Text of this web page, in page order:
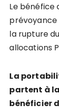
Le bénéfice
prévoyance
la rupture
allocations
La
partent à
bénéficier